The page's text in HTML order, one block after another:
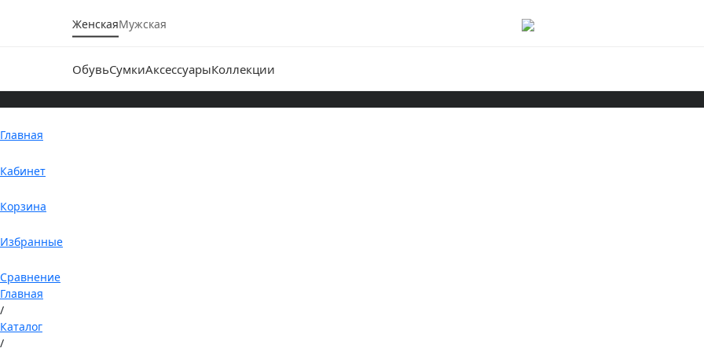
ЖенскаяМужская
ОбувьСумкиАксессуарыКоллекции
Главная
Кабинет
Корзина
Избранные
Сравнение
Главная
/
Каталог
/